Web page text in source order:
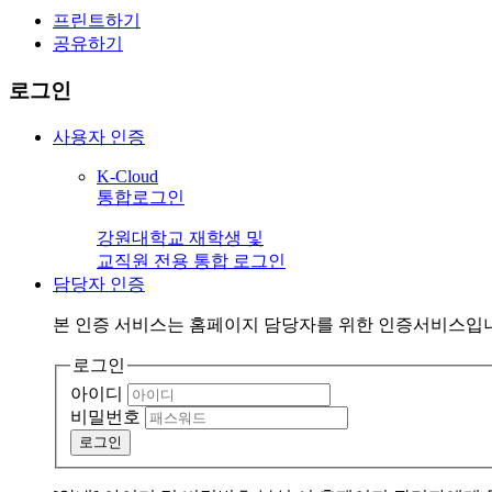
프린트하기
공유하기
로그인
사용자 인증
K-Cloud
통합로그인
강원대학교 재학생 및
교직원 전용 통합 로그인
담당자 인증
본 인증 서비스는 홈페이지 담당자를 위한 인증서비스입
로그인
아이디
비밀번호
로그인